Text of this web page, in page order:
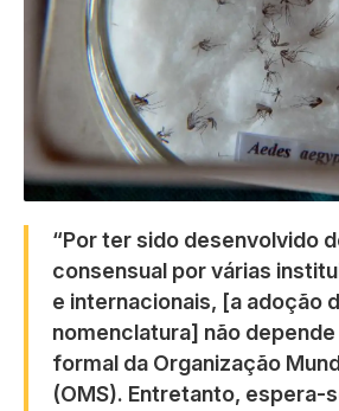
“Por ter sido desenvolvido
consensual por várias
e internacionais, [a adoção
nomenclatura] não
formal da Organização
(OMS). Entretanto, espera-